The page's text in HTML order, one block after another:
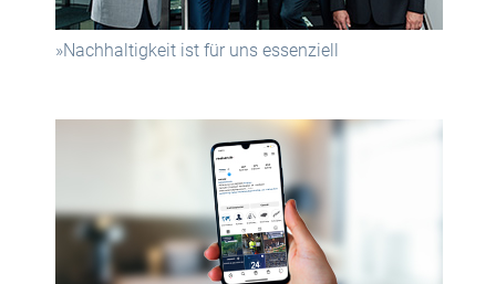
»Nachhaltigkeit ist für uns essenziell